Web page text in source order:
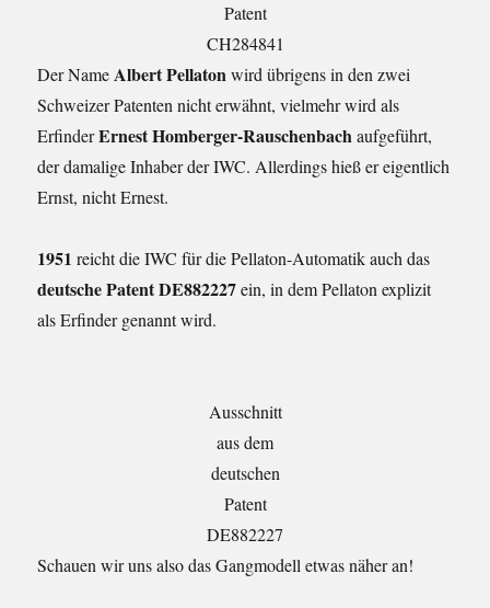
Patent
CH284841
Der NameAlbert Pellatonwird übrigens in den zwei
Schweizer Patenten nicht erwähnt, vielmehr wird als
ErfinderErnest Homberger-Rauschenbachaufgeführt,
der damalige Inhaber der IWC. Allerdings hieß er eigentlich
Ernst, nicht Ernest.
1951reicht die IWC für die Pellaton-Automatik auch das
deutsche Patent DE882227ein, in dem Pellaton explizit
als Erfinder genannt wird.
Ausschnitt
aus dem
deutschen
Patent
DE882227
Schauen wir uns also das Gangmodell etwas näher an!